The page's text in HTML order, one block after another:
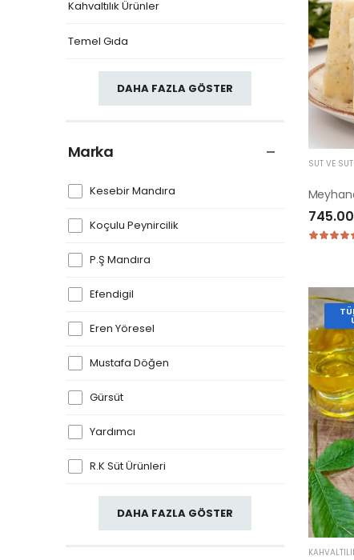
Kahvaltılık Ürünler
Temel Gıda
DAHA FAZLA GÖSTER
Marka
Kesebir Mandıra
Koçulu Peynircilik
P.Ş Mandıra
Efendigil
Eren Yöresel
Mustafa Döğen
Gürsüt
Yardımcı
R.K Süt Ürünleri
DAHA FAZLA GÖSTER
SÜT VE